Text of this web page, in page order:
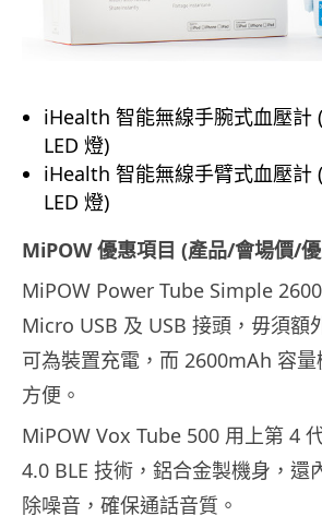
iHealth 智能無線手腕式血壓計
LED 燈)
iHealth 智能無線手臂式血壓計
LED 燈)
MiPOW 優惠項目 (產品/會場價/
MiPOW Power Tube Simple
Micro USB 及 USB 接頭，毋須額
可為裝置充電，而 2600mAh 容
方便。
MiPOW Vox Tube 500 用上第 4
4.0 BLE 技術，鋁合金製機身，還
除噪音，確保通話音質。